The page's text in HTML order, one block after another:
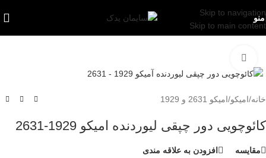
Skip to navigation
Skip to main content
منو
خانه/امیکو/امیکو 2631 و 1929
کائوچویی دور چپقی لیوردنده امیکو 1929-2631
مقایسه افزودن به علاقه مندی